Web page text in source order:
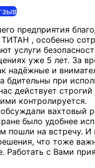
предприятия
, особенно
услуги
уже 5 лет. За
надёжные и
бдительны при
действует
контролируется.
вахтовый
было удобнее
пошли на встречу. И
что тоже
Работать с Вами